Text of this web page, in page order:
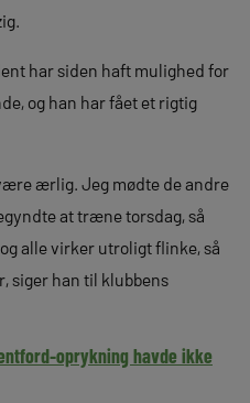
har siden haft mulighed for
og han har fået et rigtig
ærlig. Jeg mødte de andre
at træne torsdag, så
alle virker utroligt flinke, så
siger han til klubbens
oprykning havde ikke